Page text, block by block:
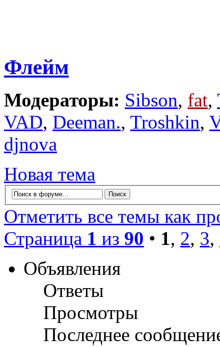
Флейм
Модераторы: Sibson, fat,
VAD, Deeman., Troshkin,
djnova
Новая тема
Отметить все темы как
Страница 1 из 90 • 1, 2, 3,
Объявления
Ответы
Просмотры
Последнее